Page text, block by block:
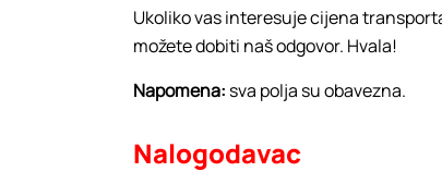
Ukoliko vas interesuje cijena
možete dobiti naš odgovor. Hvala!
Napomena: sva polja su obavezna.
Nalogodavac